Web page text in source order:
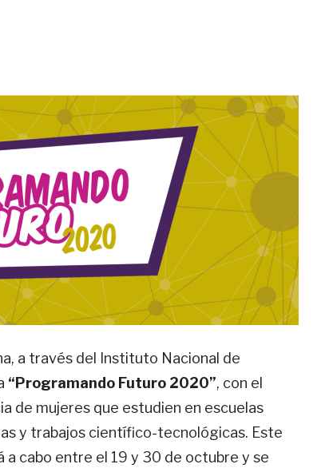
a través del Instituto Nacional de
“Programando Futuro 2020”, con el
de mujeres que estudien en escuelas
y trabajos científico-tecnológicas. Este
cabo entre el 19 y 30 de octubre y se